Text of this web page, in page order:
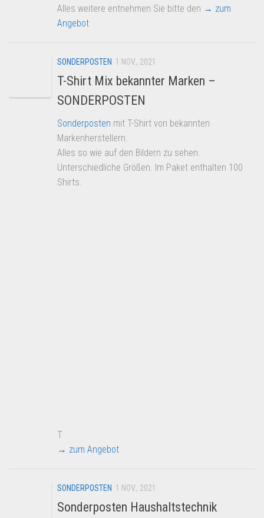
Alles weitere entnehmen Sie bitte den → zum
Angebot
SONDERPOSTEN 1 NOV., 2021
T-Shirt Mix bekannter Marken –
SONDERPOSTEN
Sonderposten mit T-Shirt von bekannten
Markenherstellern.
Alles so wie auf den Bildern zu sehen.
Unterschiedliche Größen. Im Paket enthalten 100
Shirts.
T
→ zum Angebot
SONDERPOSTEN 1 NOV., 2021
Sonderposten Haushaltstechnik